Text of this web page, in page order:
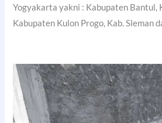
Yogyakarta yakni : Kabupaten Bantul,
Kabupaten Kulon Progo, Kab. Sleman